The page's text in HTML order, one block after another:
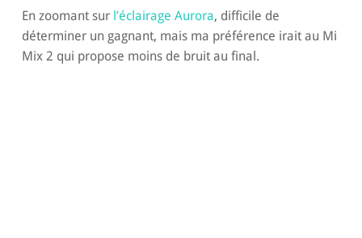
En zoomant sur l’éclairage Aurora, difficile de
déterminer un gagnant, mais ma préférence irait au Mi
Mix 2 qui propose moins de bruit au final.